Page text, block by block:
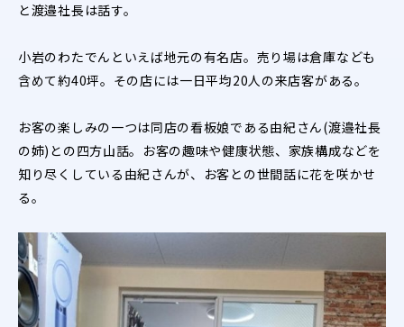
と渡邉社長は話す。
小岩のわたでんといえば地元の有名店。売り場は倉庫なども
含めて約40坪。その店には一日平均20人の来店客がある。
お客の楽しみの一つは同店の看板娘である由紀さん(渡邉社長
の姉)との四方山話。お客の趣味や健康状態、家族構成などを
知り尽くしている由紀さんが、お客との世間話に花を咲かせ
る。